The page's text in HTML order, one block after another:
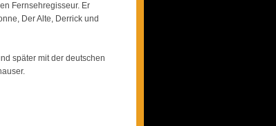
Fernsehregisseur. Er
Der Alte, Derrick und
später mit der deutschen